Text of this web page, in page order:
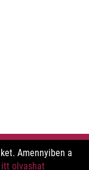
Amennyiben a
olvashat